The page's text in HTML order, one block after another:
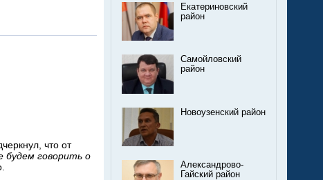
что от
будем говорить о
Екатериновский
район
Самойловский
район
Новоузенский район
Александрово-
Гайский район